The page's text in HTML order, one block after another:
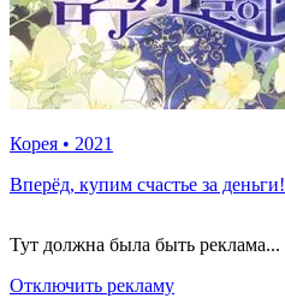
Корея • 2021
Вперёд, купим счастье за деньги!
Тут должна была быть реклама...
Отключить рекламу